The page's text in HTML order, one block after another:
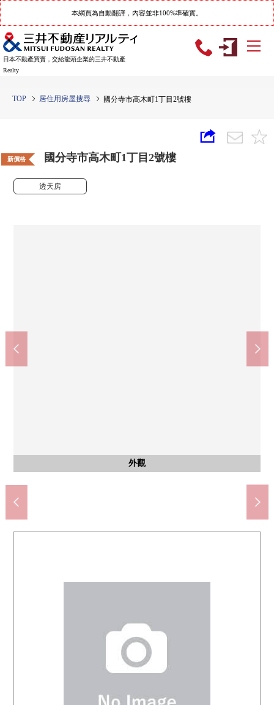
本網頁為自動翻譯，內容並非100%準確實。
日本不動產買賣，交給龍頭企業的三井不動產
Realty
TOP 居住用房屋搜尋 國分寺市高木町1丁目2號樓
新價格 國分寺市高木町1丁目2號樓
透天房
外觀
客廳
客廳
廚房
廚房
收納
室內
室內
室內
室內
室內
室內
室內
室內
公共汽車
洗臉
洗臉
廁所
廁所
門口
門口
陽台
風景
停車場
外觀
外觀
含有前面道路的外觀
含有前面道路的外觀